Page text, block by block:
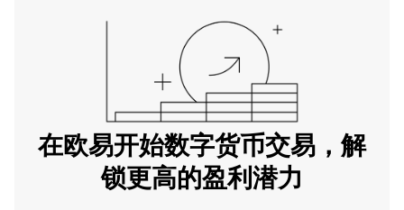
在欧易开始数字货币交易，解
锁更高的盈利潜力